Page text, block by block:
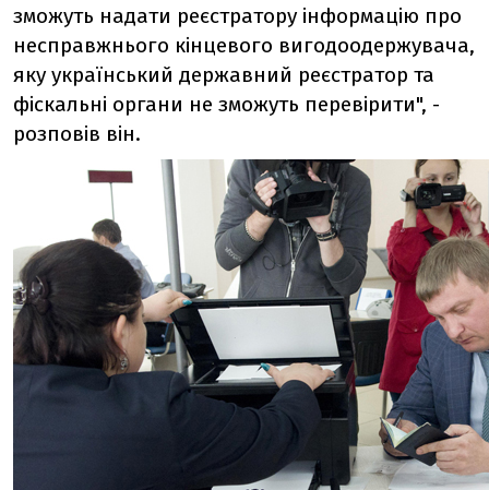
зможуть надати реєстратору інформацію про
несправжнього кінцевого вигодоодержувача,
яку український державний реєстратор та
фіскальні органи не зможуть перевірити", -
розповів він.